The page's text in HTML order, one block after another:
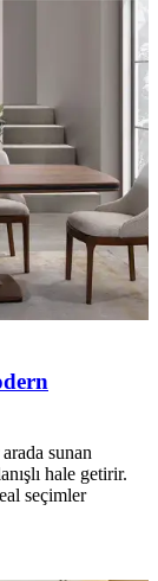
sunan
hale getirir.
seçimler